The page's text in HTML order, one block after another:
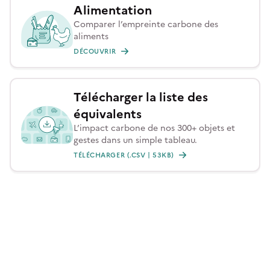
Alimentation
Comparer l’empreinte carbone des
aliments
DÉCOUVRIR
Télécharger la liste des
équivalents
L’impact carbone de nos 300+ objets et
gestes dans un simple tableau.
TÉLÉCHARGER (.CSV | 53KB)